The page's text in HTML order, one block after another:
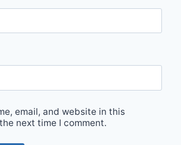
email, and website in this
next time I comment.